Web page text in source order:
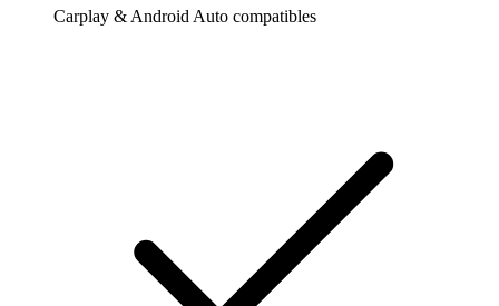
Carplay & Android Auto compatibles